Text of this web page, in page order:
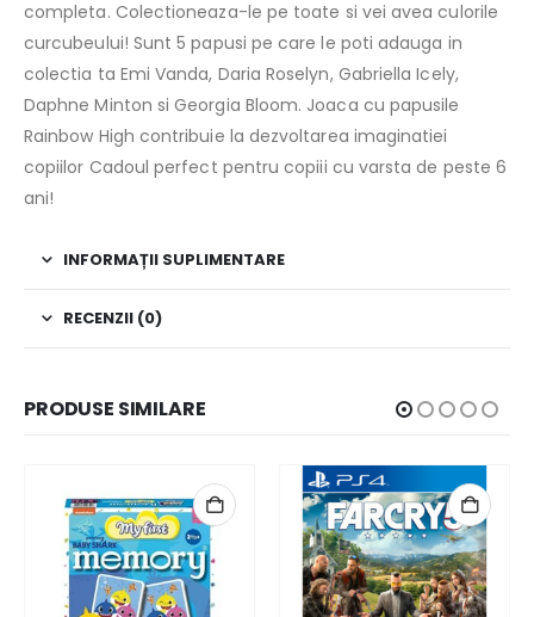
completa. Colectioneaza-le pe toate si vei avea culorile
curcubeului! Sunt 5 papusi pe care le poti adauga in
colectia ta Emi Vanda, Daria Roselyn, Gabriella Icely,
Daphne Minton si Georgia Bloom. Joaca cu papusile
Rainbow High contribuie la dezvoltarea imaginatiei
copiilor Cadoul perfect pentru copiii cu varsta de peste 6
ani!
INFORMAȚII SUPLIMENTARE
RECENZII (0)
PRODUSE SIMILARE